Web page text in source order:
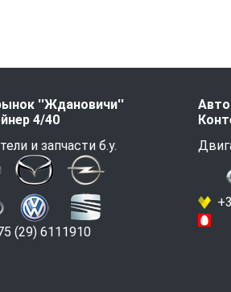
''Ждановичи''
4/40
и запчасти б.у.
(29) 6111910